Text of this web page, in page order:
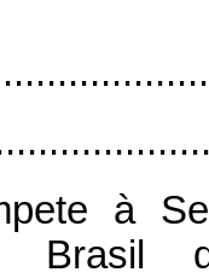
à
Brasil